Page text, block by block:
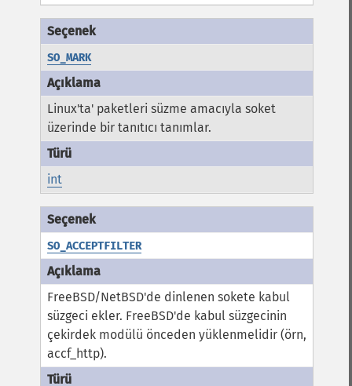
SO_MARK
Linux'ta' paketleri süzme amacıyla soket
üzerinde bir tanıtıcı tanımlar.
int
SO_ACCEPTFILTER
FreeBSD/NetBSD'de dinlenen sokete kabul
süzgeci ekler. FreeBSD'de kabul süzgecinin
çekirdek modülü önceden yüklenmelidir (örn,
accf_http).